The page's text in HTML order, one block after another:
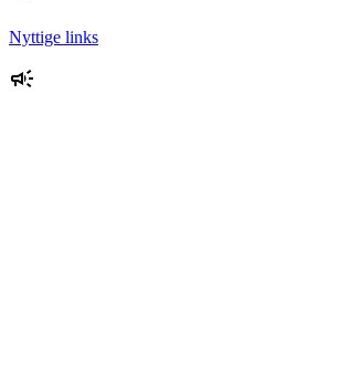
Nyttige links